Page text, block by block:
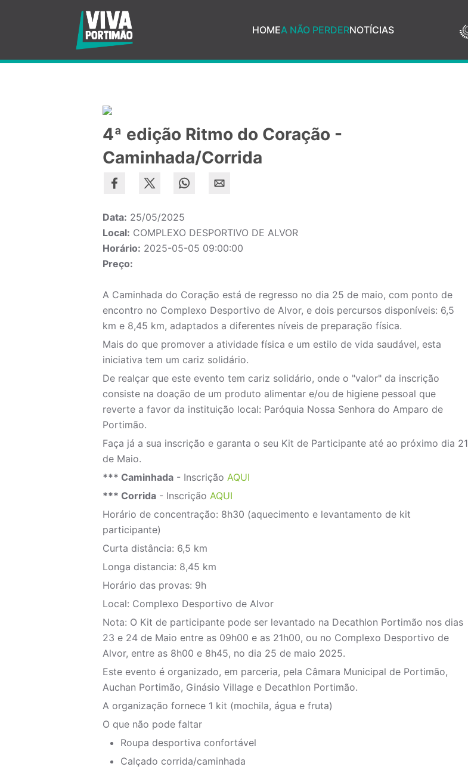
Saltar para o conteúdo principal HOMEA NÃO PERDERNOTÍCIAS
4ª edição Ritmo do Coração -
Caminhada/Corrida
Data: 25/05/2025
Local: COMPLEXO DESPORTIVO DE ALVOR
Horário: 2025-05-05 09:00:00
Preço:
A Caminhada do Coração está de regresso no dia 25 de maio, com ponto de
encontro no Complexo Desportivo de Alvor, e dois percursos disponíveis: 6,5
km e 8,45 km, adaptados a diferentes níveis de preparação física.
Mais do que promover a atividade física e um estilo de vida saudável, esta
iniciativa tem um cariz solidário.
De realçar que este evento tem cariz solidário, onde o "valor" da inscrição
consiste na doação de um produto alimentar e/ou de higiene pessoal que
reverte a favor da instituição local: Paróquia Nossa Senhora do Amparo de
Portimão.
Faça já a sua inscrição e garanta o seu Kit de Participante até ao próximo dia 21
de Maio.
*** Caminhada - Inscrição AQUI
*** Corrida - Inscrição AQUI
Horário de concentração: 8h30 (aquecimento e levantamento de kit
participante)
Curta distância: 6,5 km
Longa distancia: 8,45 km
Horário das provas: 9h
Local: Complexo Desportivo de Alvor
Nota: O Kit de participante pode ser levantado na Decathlon Portimão nos dias
23 e 24 de Maio entre as 09h00 e as 21h00, ou no Complexo Desportivo de
Alvor, entre as 8h00 e 8h45, no dia 25 de maio 2025.
Este evento é organizado, em parceria, pela Câmara Municipal de Portimão,
Auchan Portimão, Ginásio Village e Decathlon Portimão.
A organização fornece 1 kit (mochila, água e fruta)
O que não pode faltar
Roupa desportiva confortável
Calçado corrida/caminhada